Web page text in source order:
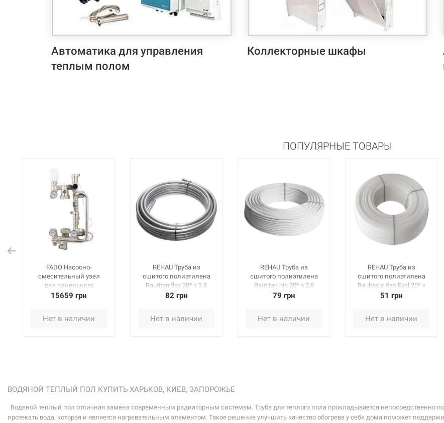
Автоматика для управления
теплым полом
Коллекторные шкафы
ПОПУЛЯРНЫЕ ТОВАРЫ
FADO Насосно-
смесительный узел
для панельного
отопления (без
15659 грн
Нет в наличии
REHAU Труба из
сшитого полиэтилена
Rautitan flex 20* x 2,8
мм, бухта 100 м
82 грн
Нет в наличии
REHAU Труба из
сшитого полиэтилена
Rautitan his 20* x 2,8
мм, бухта 100 м
79 грн
Нет в наличии
REHAU Труба из
сшитого полиэтилена
Raubasic без Eval 20* x
2,0 мм, бухта 100 м
51 грн
Нет в наличии
ВОДЯНОЙ ТЕПЛЫЙ ПОЛ КУПИТЬ ХАРЬКОВ, КИЕВ, ЗАПОРОЖЬЕ
Водяной теплый пол отличная замена современным радиаторным системам. Труба для теплого пола прокладывается непосредственно
протекать вода, которая и является нагревательным элементом. Такое решение улучшить качество обогрева у себя дома поможет